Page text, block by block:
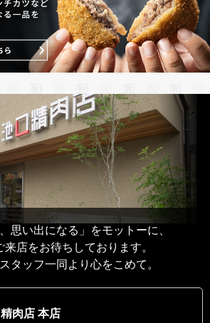
思い出になる」をモットーに、
来店をお待ちしております。
タッフ一同より心をこめて。
肉店 本店